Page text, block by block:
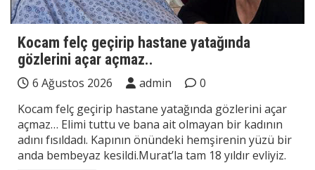
Kocam felç geçirip hastane yatağında
gözlerini açar açmaz..
6 Ağustos 2026 admin
0
Kocam felç geçirip hastane yatağında gözlerini açar
açmaz… Elimi tuttu ve bana ait olmayan bir kadının
adını fısıldadı. Kapının önündeki hemşirenin yüzü bir
anda bembeyaz kesildi.Murat’la tam 18 yıldır evliyiz.